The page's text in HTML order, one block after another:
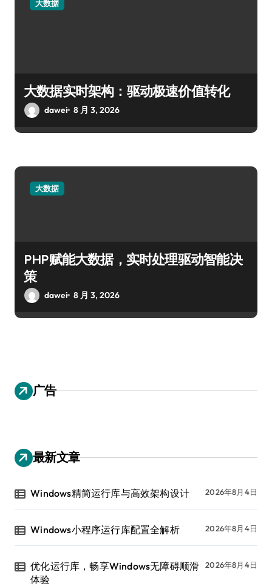
大数据
大数据实时架构：驱动极速价值转化
dawei 8 月 3, 2026
大数据
PHP赋能大数据，实时处理驱动智能决
策
dawei 8 月 3, 2026
广告
最新文章
Windows精简运行库与高效架构设计 2026年8月4日
Windows小程序运行库配置全解析 2026年8月4日
优化运行库，畅享Windows无障碍顺滑
体验
2026年8月4日